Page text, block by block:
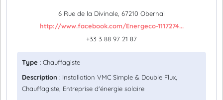
6 Rue de la Divinale, 67210 Obernai
http://www.facebook.com/Energeco-1117274...
+33 3 88 97 21 87
Type : Chauffagiste
Description : Installation VMC Simple & Double Flux,
Chauffagiste, Entreprise d'énergie solaire